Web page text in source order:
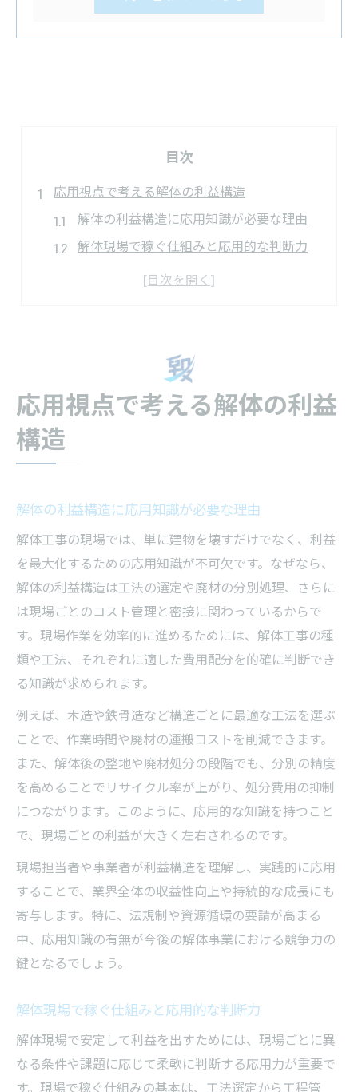
目次
応用視点で考える解体の利益構造
解体の利益構造に応用知識が必要な理由
解体現場で稼ぐ仕組みと応用的な判断力
解体の利益率を左右する工法選定の基礎
現場経験が活きる工法選定の極意
解体工法の種類と選定時の判断軸を学ぶ
現場経験を活かした解体工法の応用法
費用比較から見抜く解体の適正価格
解体費用の内訳と適正価格の見極め方
構造別に比較する解体費用と坪単価の幅
追加費用を防ぐための解体応用知識
費用相場を知る上で大切な解体工法選択
見積もり内容から読み解く解体費用の差
廃材処分に強みを発揮する解体知識
解体後の廃材処分で押さえるべき基本
廃材ガラの分別と解体現場の実践ポイント
解体で発生する廃材の処理フローを解説
リサイクル対応で変わる解体の応用利点
廃材処分費の適正化と解体知識の重要性
整地まで見据えた解体工程の実情
解体後の整地レベルが事業に与える影響
整地費用と解体工程の効率化ポイント
解体工事と整地の工程管理ノウハウ
事業目線の応用力が解体を変える
解体を成功に導く事業的な応用視点とは
応用知識で変わる解体事業の成長戦略
現場経験を活かす解体の付加価値向上法
応用視点で考える解体の利益
構造
解体の利益構造に応用知識が必要な理由
解体工事の現場では、単に建物を壊すだけでなく、利益
を最大化するための応用知識が不可欠です。なぜなら、
解体の利益構造は工法の選定や廃材の分別処理、さらに
は現場ごとのコスト管理と密接に関わっているからで
す。現場作業を効率的に進めるためには、解体工事の種
類や工法、それぞれに適した費用配分を的確に判断でき
る知識が求められます。
例えば、木造や鉄骨造など構造ごとに最適な工法を選ぶ
ことで、作業時間や廃材の運搬コストを削減できます。
また、解体後の整地や廃材処分の段階でも、分別の精度
を高めることでリサイクル率が上がり、処分費用の抑制
につながります。このように、応用的な知識を持つこと
で、現場ごとの利益が大きく左右されるのです。
現場担当者や事業者が利益構造を理解し、実践的に応用
することで、業界全体の収益性向上や持続的な成長にも
寄与します。特に、法規制や資源循環の要請が高まる
中、応用知識の有無が今後の解体事業における競争力の
鍵となるでしょう。
解体現場で稼ぐ仕組みと応用的な判断力
解体現場で安定して利益を出すためには、現場ごとに異
なる条件や課題に応じて柔軟に判断する応用力が重要で
す。現場で稼ぐ仕組みの基本は、工法選定から工程管